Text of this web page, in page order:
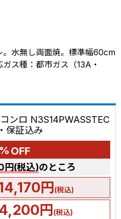
。水無し両面焼。標準幅60cm
ス種：都市ガス（13A・
ンロ N3S14PWASSTEC
保証込み
% OFF
(税込)のところ
円(税込)
円(税込)